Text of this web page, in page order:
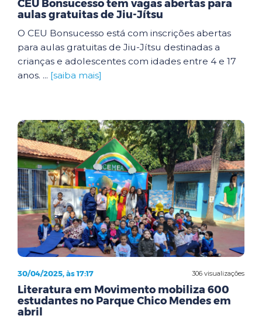
CEU Bonsucesso tem vagas abertas para
aulas gratuitas de Jiu-Jítsu
O CEU Bonsucesso está com inscrições abertas
para aulas gratuitas de Jiu-Jítsu destinadas a
crianças e adolescentes com idades entre 4 e 17
anos. ... [saiba mais]
306 visualizações
30/04/2025, às 17:17
Literatura em Movimento mobiliza 600
estudantes no Parque Chico Mendes em
abril